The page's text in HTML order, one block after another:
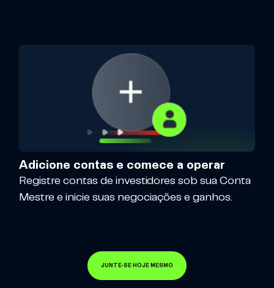
Adicione contas e comece a operar
Registre contas de investidores sob sua Conta
Mestre e inicie suas negociações e ganhos.
JUNTE-SE HOJE MESMO